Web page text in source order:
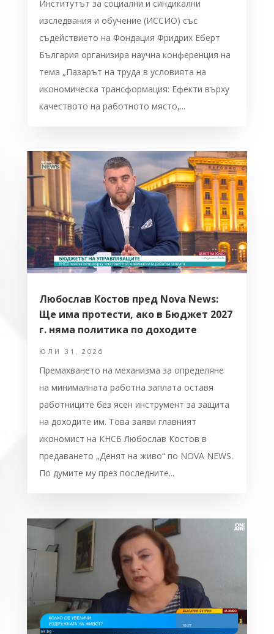
Институтът за социални и синдикални
изследвания и обучение (ИССИО) със
съдействието на Фондация Фридрих Еберт
България организира научна конференция на
тема „Пазарът на труда в условията на
икономическа трансформация: Ефекти върху
качеството на работното място,...
Любослав Костов пред Nova News:
Ще има протести, ако в Бюджет 2027
г. няма политика по доходите
ЮЛИ 31, 2026
Премахването на механизма за определяне
на минималната работна заплата оставя
работниците без ясен инструмент за защита
на доходите им. Това заяви главният
икономист на КНСБ Любослав Костов в
предаването „Денят на живо“ по NOVA NEWS.
По думите му през последните...